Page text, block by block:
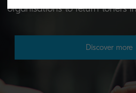
organisations to return toners
Discover more